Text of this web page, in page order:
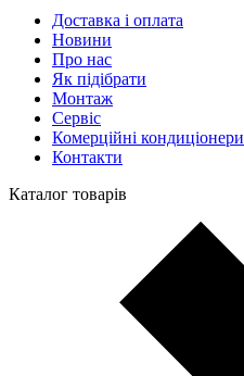
Доставка і оплата
Новини
Про нас
Як підібрати
Монтаж
Сервіс
Комерційні кондиціонери
Контакти
Каталог товарів